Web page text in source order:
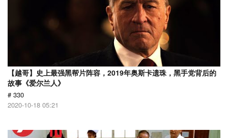
【越哥】史上最强黑帮片阵容，2019年奥斯卡遗珠，黑手党背后的
故事《爱尔兰人》
# 330
2020-10-18 05:21